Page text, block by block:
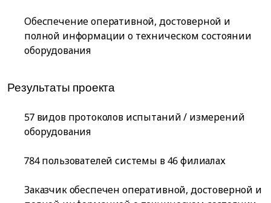
Обеспечение оперативной, достоверной и
полной информации о техническом состоянии
оборудования
Результаты проекта
57 видов протоколов испытаний / измерений
оборудования
784 пользователей системы в 46 филиалах
Заказчик обеспечен оперативной, достоверной и